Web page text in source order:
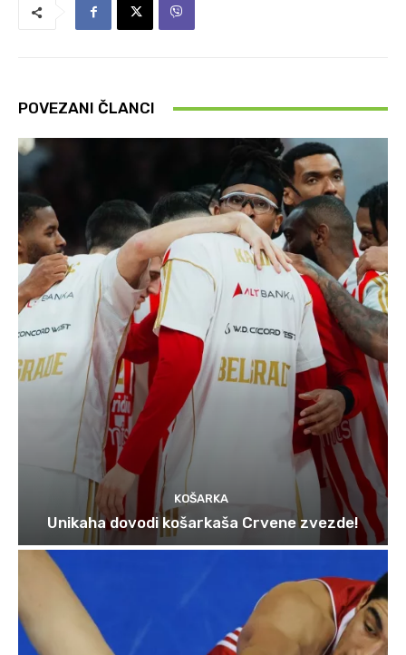
POVEZANI ČLANCI
KOŠARKA
Unikaha dovodi košarkaša Crvene zvezde!